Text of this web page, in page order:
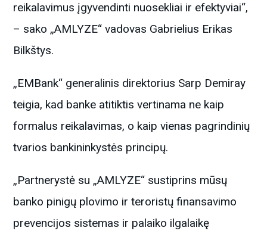
reikalavimus įgyvendinti nuosekliai ir efektyviai“,
– sako „AMLYZE“ vadovas Gabrielius Erikas
Bilkštys.
„EMBank“ generalinis direktorius Sarp Demiray
teigia, kad banke atitiktis vertinama ne kaip
formalus reikalavimas, o kaip vienas pagrindinių
tvarios bankininkystės principų.
„Partnerystė su „AMLYZE“ sustiprins mūsų
banko pinigų plovimo ir teroristų finansavimo
prevencijos sistemas ir palaiko ilgalaikę